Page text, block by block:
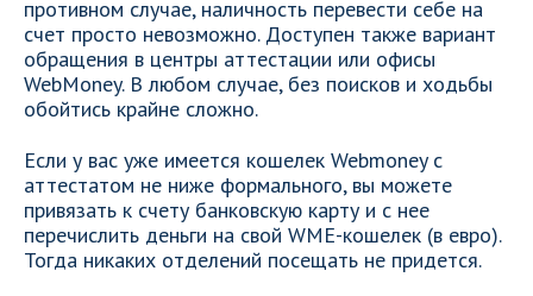
противном случае, наличность перевести себе на
счет просто невозможно. Доступен также вариант
обращения в центры аттестации или офисы
WebMoney. В любом случае, без поисков и ходьбы
обойтись крайне сложно.
Если у вас уже имеется кошелек Webmoney с
аттестатом не ниже формального, вы можете
привязать к счету банковскую карту и с нее
перечислить деньги на свой WME-кошелек (в евро).
Тогда никаких отделений посещать не придется.